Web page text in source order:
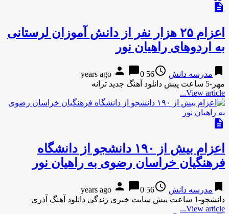
description
اعزام ۲۵ هزار نفر از دانش آموزان لرستانی
به اردوهای راهیان نور
bookmark مدرسه دانش access_time
56 years ago
person chat_bubble0
مهر-5 ساعت پیش دانلود آهنگ جدید ترانه
View article...
description
اعزام بیش از ۱۹۰ دانشجو از دانشگاه
فرهنگیان خراسان رضوی به راهیان نور
bookmark مدرسه دانش access_time
56 years ago
person chat_bubble0
دانشجو-1 ساعت پیش سایت خبری زندگی دانلود آهنگ آذری
View article...